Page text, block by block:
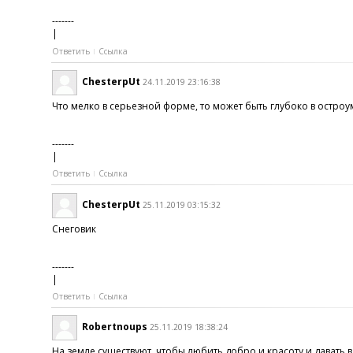
-------
|
Ответить Ссылка
ChesterpUt 24.11.2019 23:16:38
Что мелко в серьезной форме, то может быть глубоко в
-------
|
Ответить Ссылка
ChesterpUt 25.11.2019 03:15:32
Снеговик
-------
|
Ответить Ссылка
Robertnoups 25.11.2019 18:38:24